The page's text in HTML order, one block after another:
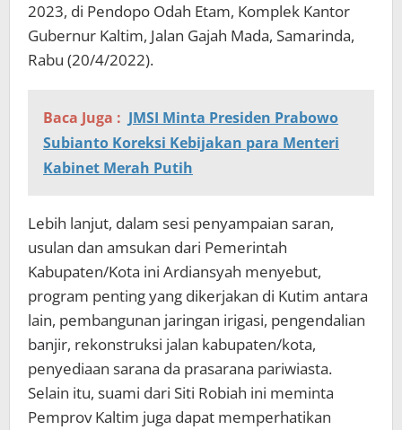
2023, di Pendopo Odah Etam, Komplek Kantor
Gubernur Kaltim, Jalan Gajah Mada, Samarinda,
Rabu (20/4/2022).
Baca Juga : JMSI Minta Presiden Prabowo
Subianto Koreksi Kebijakan para Menteri
Kabinet Merah Putih
Lebih lanjut, dalam sesi penyampaian saran,
usulan dan amsukan dari Pemerintah
Kabupaten/Kota ini Ardiansyah menyebut,
program penting yang dikerjakan di Kutim antara
lain, pembangunan jaringan irigasi, pengendalian
banjir, rekonstruksi jalan kabupaten/kota,
penyediaan sarana da prasarana pariwiasta.
Selain itu, suami dari Siti Robiah ini meminta
Pemprov Kaltim juga dapat memperhatikan